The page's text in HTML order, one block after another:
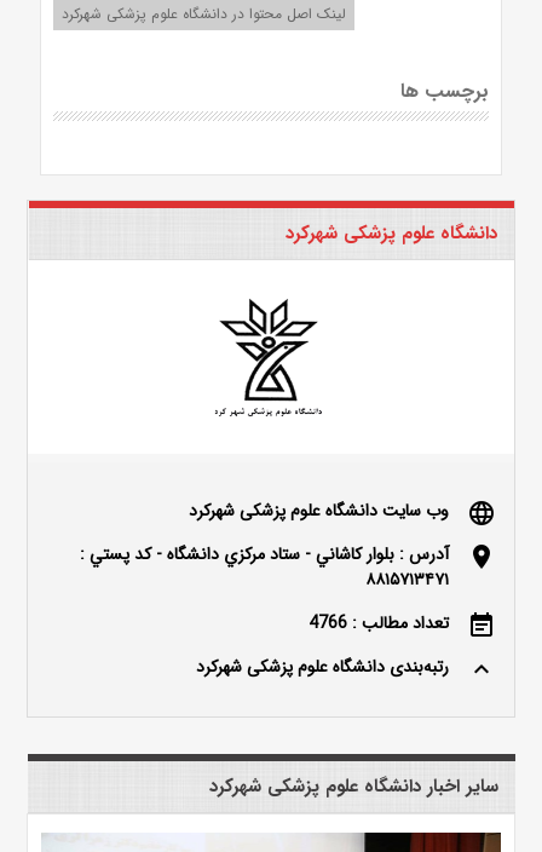
لینک اصل محتوا در دانشگاه علوم پزشکی شهرکرد
برچسب ها
دانشگاه علوم پزشکی شهرکرد
language وب سایت دانشگاه علوم پزشکی شهرکرد
location_on
آدرس : بلوار كاشاني - ستاد مركزي دانشگاه - كد پستي :
۸۸۱۵۷۱۳۴۷۱
event_note تعداد مطالب : 4766
keyboard_arrow_up رتبه‌بندی دانشگاه علوم پزشکی شهرکرد
سایر اخبار دانشگاه علوم پزشکی شهرکرد